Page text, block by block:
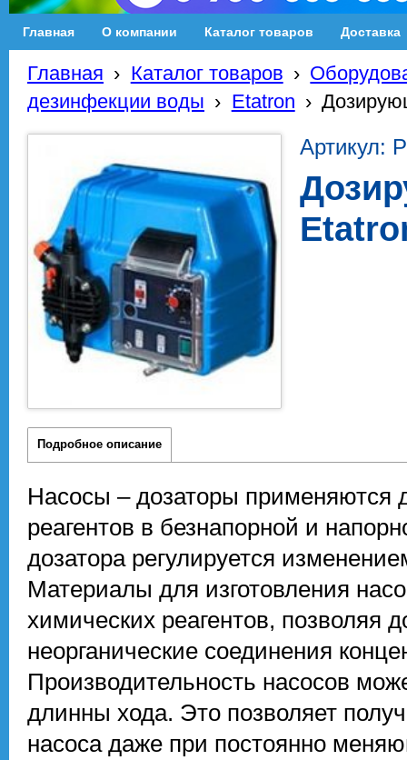
Главная О компании Каталог товаров Доставка
Главная › Каталог товаров ›
дезинфекции воды › Etatron ›
Артикул:
Подробное описание
Насосы – дозаторы применяются
реагентов в безнапорной и
дозатора регулируется
Материалы для изготовления
химических реагентов, позволяя
неорганические соединения
Производительность насосов
длинны хода. Это позволяет
насоса даже при постоянно